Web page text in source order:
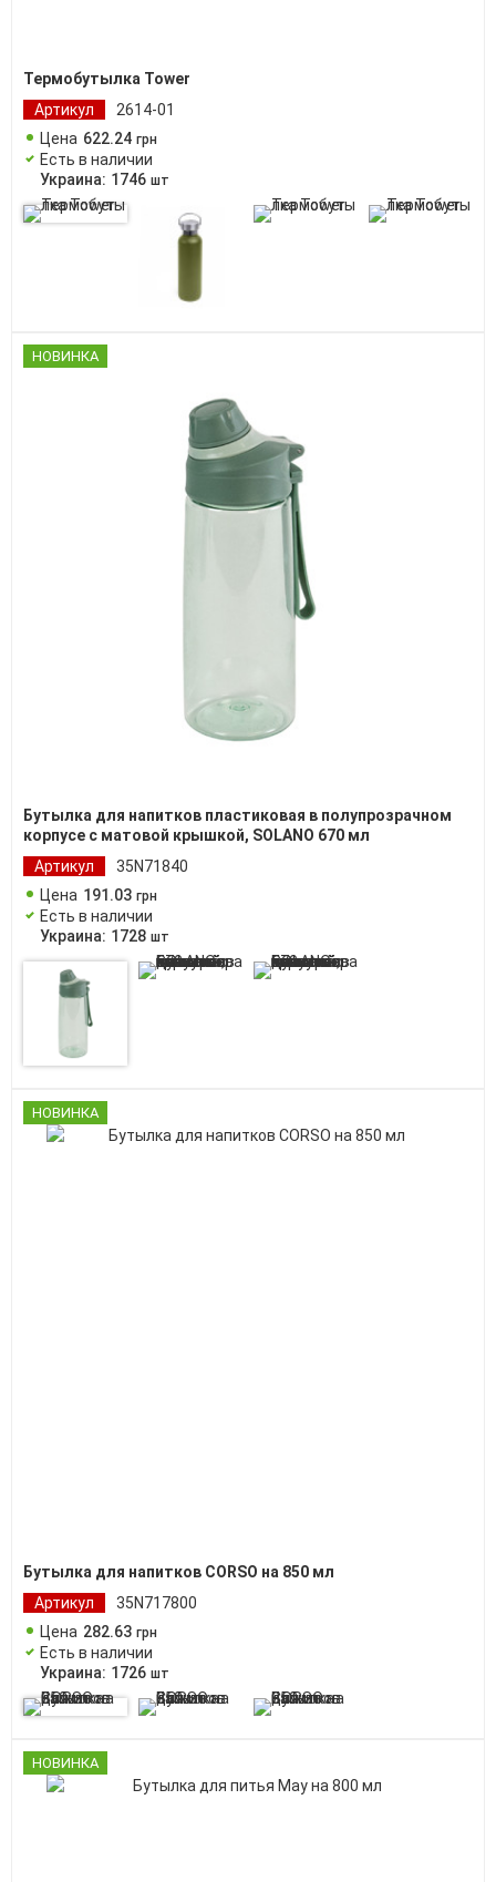
Термобутылка Tower
Артикул
2614-01
Цена 622.24 грн
Есть в наличии
Украина: 1746 шт
НОВИНКА
Бутылка для напитков пластиковая в полупрозрачном
корпусе с матовой крышкой, SOLANO 670 мл
Артикул
35N71840
Цена 191 .03 грн
Есть в наличии
Украина: 1728 шт
НОВИНКА
Бутылка для напитков CORSO на 850 мл
Артикул
35N717800
Цена 282.63 грн
Есть в наличии
Украина: 1726 шт
НОВИНКА